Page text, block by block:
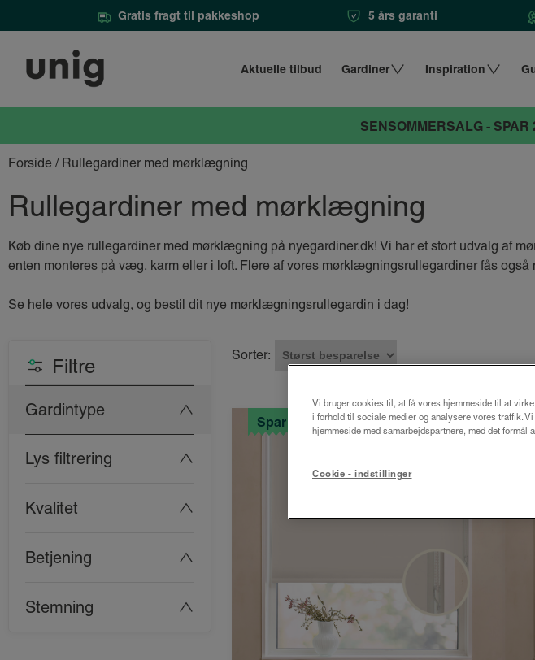
Gratis fragt til pakkeshop 5 års garanti
Aktuelle tilbud Gardiner Inspiration
SENSOMMERSALG -
Forside / Rullegardiner med mørklægning
Rullegardiner med mørklægning
Køb dine nye rullegardiner med mørklægning på nyegardiner.dk! Vi har et stort udvalg af
enten monteres på væg, karm eller i loft. Flere af vores mørklægningsrullegardiner fås også
Se hele vores udvalg, og bestil dit nye mørklægningsrullegardin i dag!
Filtre
Gardintype
Lys filtrering
Kvalitet
Betjening
Stemning
Sorter:
Spar 25%
Vi bruger cookies til, at få vores hjemmeside til at
i forhold til sociale medier og analysere vores traffik.
hjemmeside med samarbejdspartnere, med det formål
Cookie - indstillinger